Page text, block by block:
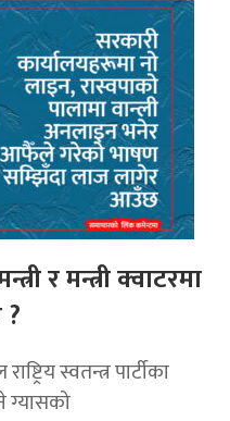
र मन्त्री क्वाटरमा
स्वतन्त्र पार्टीका
ग्यासको